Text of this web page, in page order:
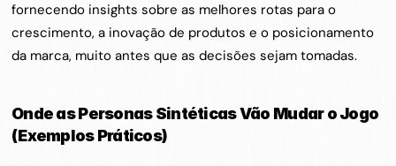
fornecendo insights sobre as melhores rotas para o
crescimento, a inovação de produtos e o posicionamento
da marca, muito antes que as decisões sejam tomadas.
Onde as Personas Sintéticas Vão Mudar o Jogo
(Exemplos Práticos)